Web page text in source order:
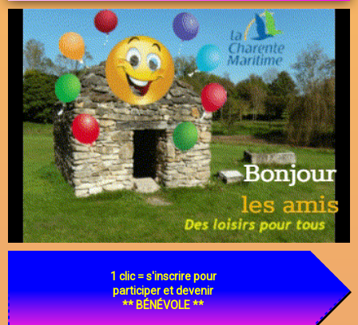
1 clic = s'inscrire pour
participer et devenir
** BÉNÉVOLE **